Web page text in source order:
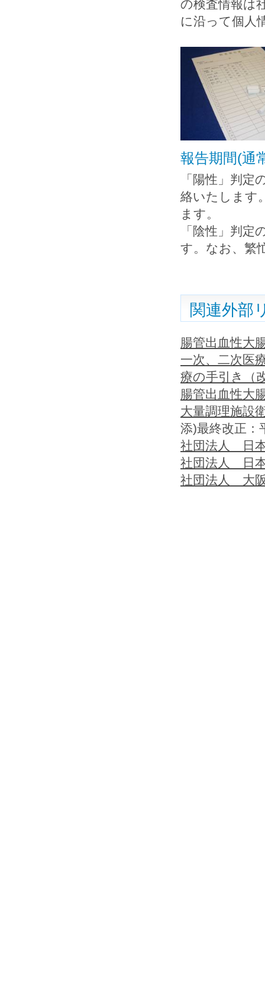
の検査情報は
に沿って個人
報告期間(通
「陽性」判
絡いたします
ます。
「陰性」判
す。なお、繁
関連外部
腸管出血性大
一次、二次医
療の手引き（
腸管出血性大
大量調理施設
添)最終改正：
社団法人 日
社団法人 日
社団法人 大